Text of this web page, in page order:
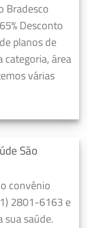
Bradesco
Desconto
planos de
categoria, área
várias
São
convênio
2801-6163 e
sua saúde.